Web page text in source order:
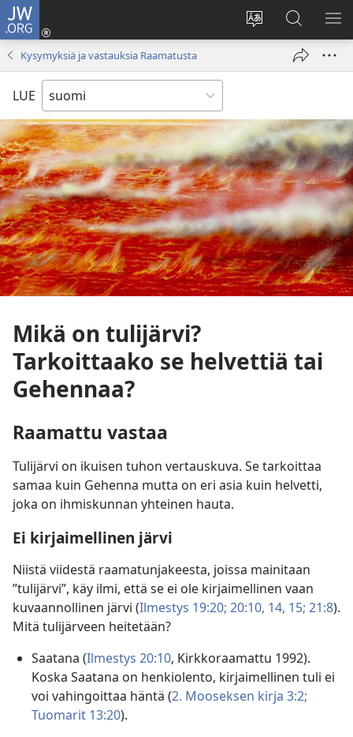
JW.ORG
Vaihda
sivuston
Kirjaudu
(avaa
Hae
JW.ORG-
sivustolta
Kysymyksiä ja vastauksia Raamatusta
LUE
Mikä on tulijärvi?
Tarkoittaako se helvettiä tai
Gehennaa?
Raamattu vastaa
Tulijärvi on ikuisen tuhon vertauskuva. Se tarkoittaa
samaa kuin Gehenna mutta on eri asia kuin helvetti,
joka on ihmiskunnan yhteinen hauta.
Ei kirjaimellinen järvi
Niistä viidestä raamatunjakeesta, joissa mainitaan
”tulijärvi”, käy ilmi, että se ei ole kirjaimellinen vaan
kuvaannollinen järvi (Ilmestys 19:20; 20:10, 14, 15; 21:8).
Mitä tulijärveen heitetään?
Saatana (Ilmestys 20:10, Kirkkoraamattu 1992).
Koska Saatana on henkiolento, kirjaimellinen tuli ei
voi vahingoittaa häntä (2. Mooseksen kirja 3:2;
Tuomarit 13:20).